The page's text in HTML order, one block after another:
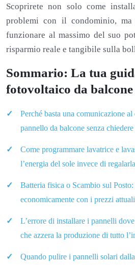
Scoprirete non solo come
problemi con il condominio, ma
funzionare al massimo del suo
risparmio reale e tangibile sulla
Sommario: La tua
fotovoltaico da
Perché basta una comunicazione
pannello da balcone senza chiedere
Come programmare lavatrice e
l’energia del sole invece di
Batteria fisica o Scambio sul
economicamente con i prezzi
L’errore di installare i pannelli
che azzera la produzione di tutto
Quando pulire i pannelli solari